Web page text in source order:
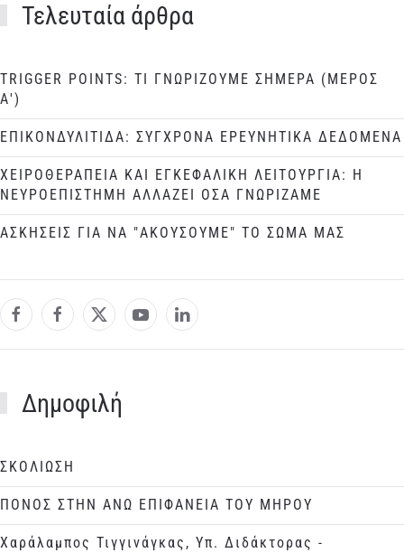
Τελευταία άρθρα
TRIGGER POINTS: ΤΙ ΓΝΩΡΙΖΟΥΜΕ ΣΗΜΕΡΑ (ΜΕΡΟΣ
Α')
ΕΠΙΚΟΝΔΥΛΙΤΙΔΑ: ΣΥΓΧΡΟΝΑ ΕΡΕΥΝΗΤΙΚΑ ΔΕΔΟΜΕΝΑ
ΧΕΙΡΟΘΕΡΑΠΕΙΑ ΚΑΙ ΕΓΚΕΦΑΛΙΚΗ ΛΕΙΤΟΥΡΓΙΑ: Η
ΝΕΥΡΟΕΠΙΣΤΗΜΗ ΑΛΛΑΖΕΙ ΟΣΑ ΓΝΩΡΙΖΑΜΕ
ΑΣΚΗΣΕΙΣ ΓΙΑ ΝΑ "ΑΚΟΥΣΟΥΜΕ" ΤΟ ΣΩΜΑ ΜΑΣ
Δημοφιλή
ΣΚΟΛΙΩΣΗ
ΠΟΝΟΣ ΣΤΗΝ ΑΝΩ ΕΠΙΦΑΝΕΙΑ ΤΟΥ ΜΗΡΟΥ
Χαράλαμπος Τιγγινάγκας, Υπ. Διδάκτορας -